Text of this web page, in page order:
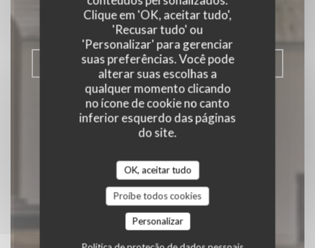
Clique em 'OK, aceitar tudo',
'Recusar tudo' ou
'Personalizar' para gerenciar
suas preferências. Você pode
alterar suas escolhas a
qualquer momento clicando
no ícone de cookie no canto
inferior esquerdo das páginas
do site.
OK, aceitar tudo
Proíbe todos cookies
Personalizar
RESTAURANTE TRADICIONAL
BRUXELLES
RESERVAR UMA MESA